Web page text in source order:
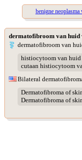
benigne
dermatofibroom van huid
dermatofibroom van
histiocytoom van huid
cutaan histiocytoom
Bilateral
Dermatofibroma of
Dermatofibroma of